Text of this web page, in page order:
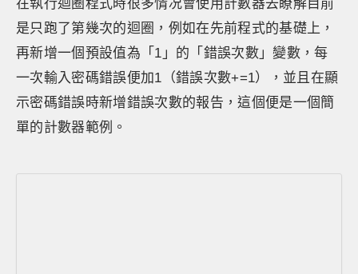
在執行迴圈程式時很多情况會使用計數器去瞭解目前
是只跑了第幾次的迴圈，例如在先前程式的基礎上，
再新增一個預設值為「1」的「錯誤次數」變數，每
一次輸入密碼錯誤便加1（錯誤次數+=1），並且在顯
示密碼錯誤時新增錯誤次數的報告，這個便是一個簡
單的計數器範例。